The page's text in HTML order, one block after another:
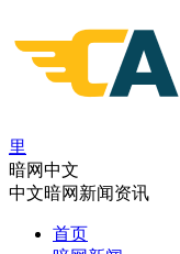
里
暗网中文
中文暗网新闻资讯
首页